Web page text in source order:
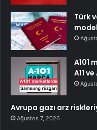
Türk
A101
A11
Avrupa gazı arz
Ağustos 7, 2026